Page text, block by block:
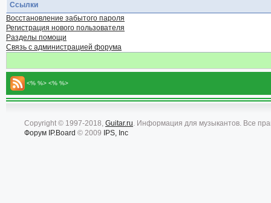
Ссылки
Восстановление забытого пароля
Регистрация нового пользователя
Разделы помощи
Связь с администрацией форума
<% %> <% %>
Copyright © 1997-2018, Guitar.ru. Информация для музыкантов. Все
Форум IP.Board © 2009 IPS, Inc